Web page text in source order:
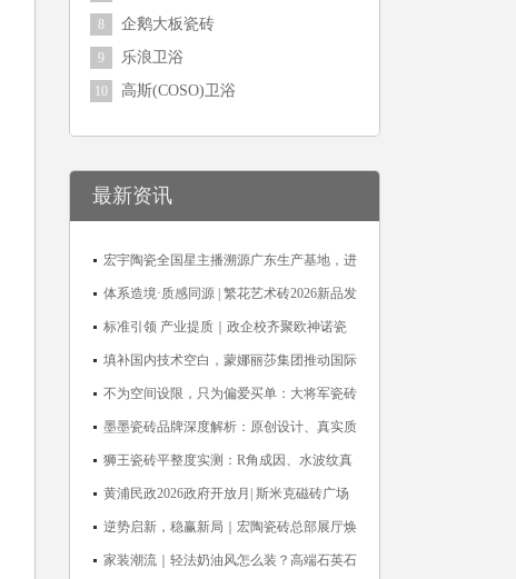
8 企鹅大板瓷砖
9 乐浪卫浴
10 高斯(COSO)卫浴
最新资讯
宏宇陶瓷全国星主播溯源广东生产基地，进
阶ROI长效变现新路径
体系造境·质感同源 | 繁花艺术砖2026新品发
布媒体见面会圆满举行
标准引领 产业提质｜政企校齐聚欧神诺瓷
砖，共探佛山陶瓷标准化发展新路径
填补国内技术空白，蒙娜丽莎集团推动国际
标准落地本地国标
不为空间设限，只为偏爱买单：大将军瓷砖
解锁“高级哑”人居美学
墨墨瓷砖品牌深度解析：原创设计、真实质
感与市场口碑全览
狮王瓷砖平整度实测：R角成因、水波纹真
相、辊棒印解析与5A标准选购指南
黄浦民政2026政府开放月| 斯米克磁砖广场
适老化体验中心正式亮相
逆势启新，稳赢新局｜宏陶瓷砖总部展厅焕
新升级开工大吉
家装潮流｜轻法奶油风怎么装？高端石英石